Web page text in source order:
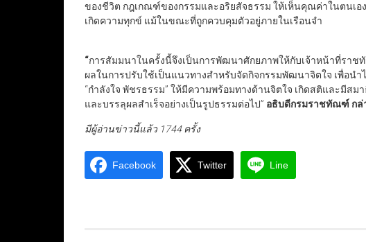
ของชีวิต กฎเกณฑ์ของกรรมและอริยสัจธรรม ให้เห็นคุณค่าในตนเอ
เกิดความทุกข์ แม้ในขณะที่ถูกควบคุมตัวอยู่ภายในเรือนจำ
“การสัมมนาในครั้งนี้จึงเป็นการพัฒนาศักยภาพให้กับเจ้าหน้าที่รา
ผลในการปรับใช้เป็นแนวทางสำหรับจัดกิจกรรมพัฒนาจิตใจ เพื่อน
“กำลังใจ พัชรธรรม” ให้มีความพร้อมทางด้านจิตใจ เกิดสติและมีส
และบรรลุผลสำเร็จอย่างเป็นรูปธรรมต่อไป” อธิบดีกรมราชทัณฑ์ กล่
มีผู้อ่านข่าวนี้แล้ว 1744 ครั้ง
Facebook Twitter Line